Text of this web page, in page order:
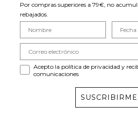
Por compras superiores a 79€, no
rebajados.
Acepto la política de privacidad y
comunicaciones
SUSCRIBIRME